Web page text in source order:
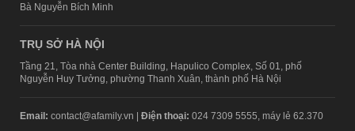
Bà Nguyễn Bích Minh
TRỤ SỞ HÀ NỘI
Tầng 21, Tòa nhà Center Building, Hapulico Complex, Số 01, phố
Nguyễn Huy Tưởng, phường Thanh Xuân, thành phố Hà Nội
Email: contact@afamily.vn | Điện thoại: 024 7309 5555, máy lẻ 62.370